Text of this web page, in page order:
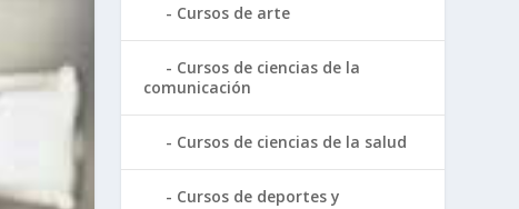
Cursos de arte
Cursos de ciencias de la
comunicación
Cursos de ciencias de la salud
Cursos de deportes y